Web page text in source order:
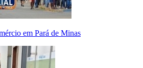
em Pará de Minas